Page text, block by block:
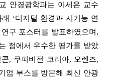
안경광학과는 이세은 교수
‘디지털 환경과 시기능 연
구 포스터를 발표하였으며,
점에서 우수한 평가를 받았
, 쿠퍼비전 코리아, 오렌즈,
업 부스를 방문해 최신 안광